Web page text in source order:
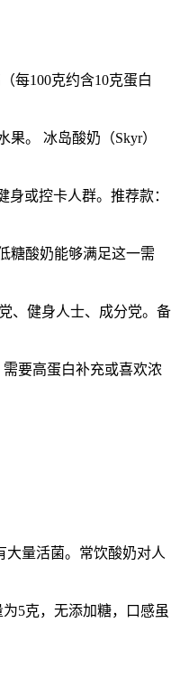
每100克约含10克蛋白
。 冰岛酸奶（Skyr）
或控卡人群。推荐款：
糖酸奶能够满足这一需
、健身人士、成分党。备
要高蛋白补充或喜欢浓
量活菌。常饮酸奶对人
5克，无添加糖，口感虽